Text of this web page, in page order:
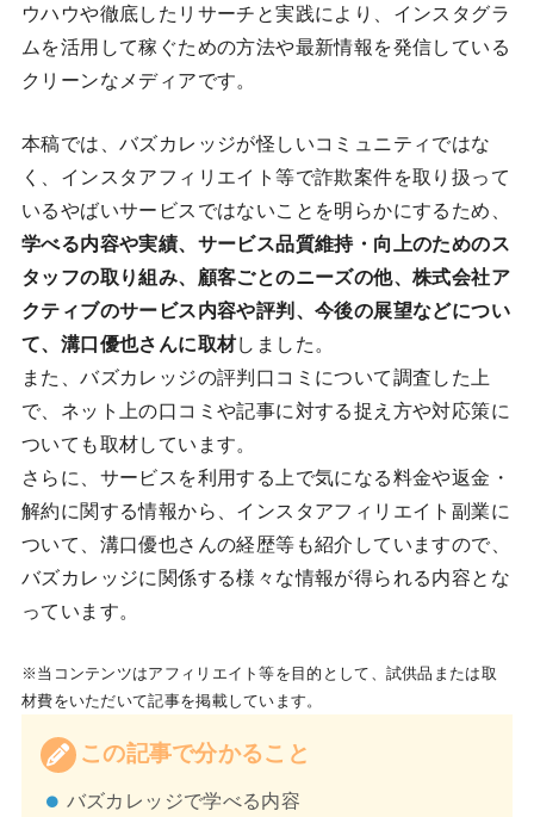
ウハウや徹底したリサーチと実践により、インスタグラ
ムを活用して稼ぐための方法や最新情報を発信している
クリーンなメディアです。
本稿では、バズカレッジが怪しいコミュニティではな
く、インスタアフィリエイト等で詐欺案件を取り扱って
いるやばいサービスではないことを明らかにするため、
学べる内容や実績、サービス品質維持・向上のためのス
タッフの取り組み、顧客ごとのニーズの他、株式会社ア
クティブのサービス内容や評判、今後の展望などについ
て、溝口優也さんに取材しました。
また、バズカレッジの評判口コミについて調査した上
で、ネット上の口コミや記事に対する捉え方や対応策に
ついても取材しています。
さらに、サービスを利用する上で気になる料金や返金・
解約に関する情報から、インスタアフィリエイト副業に
ついて、溝口優也さんの経歴等も紹介していますので、
バズカレッジに関係する様々な情報が得られる内容とな
っています。
※当コンテンツはアフィリエイト等を目的として、試供品または取
材費をいただいて記事を掲載しています。
この記事で分かること
バズカレッジで学べる内容